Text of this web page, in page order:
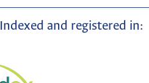
Indexed and registered in: